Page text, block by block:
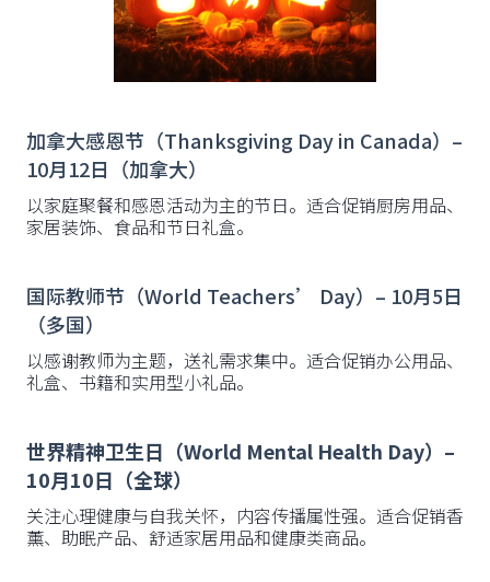
加拿大感恩节（Thanksgiving Day in Canada）–
10月12日（加拿大）
以家庭聚餐和感恩活动为主的节日。适合促销厨房用品、
家居装饰、食品和节日礼盒。
国际教师节（World Teachers’ Day）– 10月5日
（多国）
以感谢教师为主题，送礼需求集中。适合促销办公用品、
礼盒、书籍和实用型小礼品。
世界精神卫生日（World Mental Health Day）–
10月10日（全球）
关注心理健康与自我关怀，内容传播属性强。适合促销香
薰、助眠产品、舒适家居用品和健康类商品。